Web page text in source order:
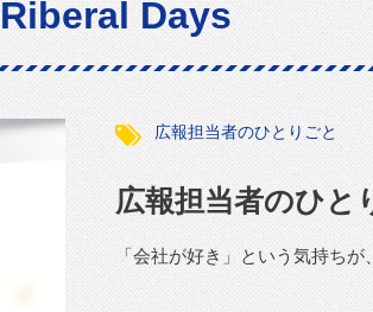
Riberal Days
広報担当者のひとりごと
広報担当者のひと
「会社が好き」という気持ちが